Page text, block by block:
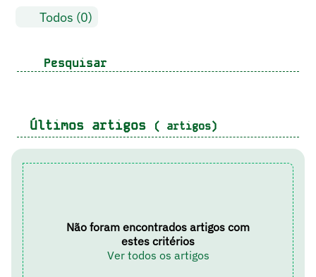
Todos (0)
Pesquisar
Últimos artigos ( artigos)
Não foram encontrados artigos com
estes critérios
Ver todos os artigos